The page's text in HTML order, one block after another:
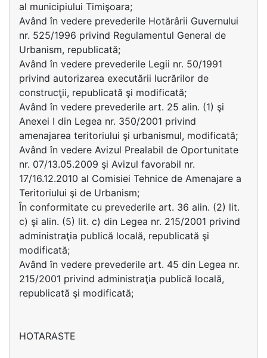
al municipiului Timişoara;
Având în vedere prevederile Hotărârii Guvernului
nr. 525/1996 privind Regulamentul General de
Urbanism, republicată;
Având în vedere prevederile Legii nr. 50/1991
privind autorizarea executării lucrărilor de
construcţii, republicată şi modificată;
Având în vedere prevederile art. 25 alin. (1) şi
Anexei I din Legea nr. 350/2001 privind
amenajarea teritoriului şi urbanismul, modificată;
Având în vedere Avizul Prealabil de Oportunitate
nr. 07/13.05.2009 şi Avizul favorabil nr.
17/16.12.2010 al Comisiei Tehnice de Amenajare a
Teritoriului şi de Urbanism;
În conformitate cu prevederile art. 36 alin. (2) lit.
c) şi alin. (5) lit. c) din Legea nr. 215/2001 privind
administraţia publică locală, republicată şi
modificată;
Având în vedere prevederile art. 45 din Legea nr.
215/2001 privind administraţia publică locală,
republicată şi modificată;
HOTARASTE